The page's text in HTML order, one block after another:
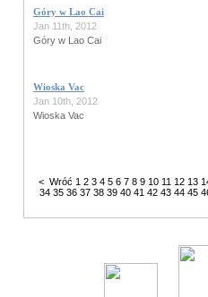
Góry w Lao Cai
Jan 11th, 2012
Góry w Lao Cai
Wioska Vac
Jan 10th, 2012
Wioska Vac
< Wróć 1 2 3 4 5 6 7 8 9 10 11 12 13
34 35 36 37 38 39 40 41 42 43 44 45